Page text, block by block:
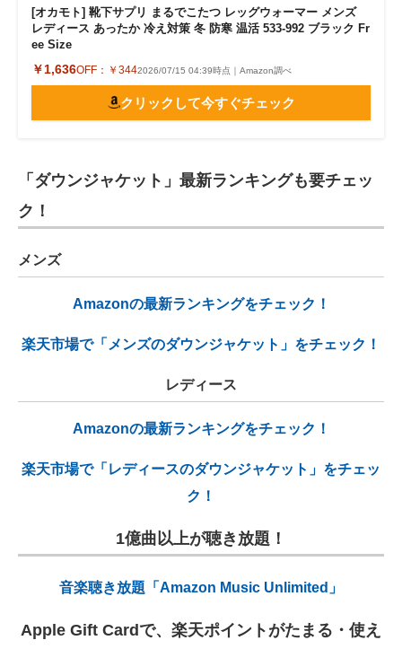
[オカモト] 靴下サプリ まるでこたつ レッグウォーマー メンズ
レディース あったか 冷え対策 冬 防寒 温活 533-992 ブラック Fr
ee Size
￥1,636OFF： ￥3442026/07/15 04:39時点｜Amazon調べ
クリックして今すぐチェック
「ダウンジャケット」最新ランキングも要チェッ
ク！
メンズ
Amazonの最新ランキングをチェック！
楽天市場で「メンズのダウンジャケット」をチェック！
レディース
Amazonの最新ランキングをチェック！
楽天市場で「レディースのダウンジャケット」をチェッ
ク！
1億曲以上が聴き放題！
音楽聴き放題「Amazon Music Unlimited」
Apple Gift Cardで、楽天ポイントがたまる・使え